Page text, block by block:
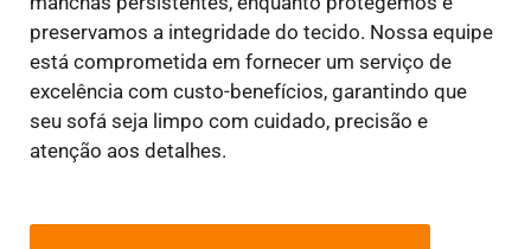
preservamos a integridade do tecido. Nossa equipe
está comprometida em fornecer um serviço de
excelência com custo-benefícios, garantindo que
seu sofá seja limpo com cuidado, precisão e
atenção aos detalhes.